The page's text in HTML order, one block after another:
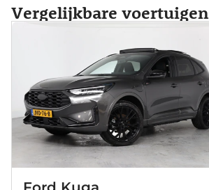
Vergelijkbare voertuigen